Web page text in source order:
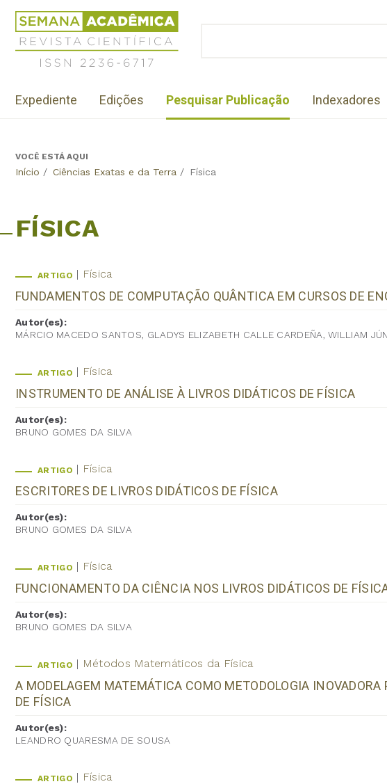
Jump
navigation
Revista
Científica
Semana
Acadêmica
2236-
Menu
institutional
Expediente Edições Pesquisar Publicação Indexadores
BackVOCÊ ESTÁ AQUI
Início / Ciências Exatas e da Terra / Física
FÍSICA
ARTIGO Física
FUNDAMENTOS DE COMPUTAÇÃO QUÂNTICA EM CURSOS DE
Autor(es):
MÁRCIO MACEDO SANTOS, GLADYS ELIZABETH CALLE CARDEÑA, WILLIAM
ARTIGO Física
INSTRUMENTO DE ANÁLISE À LIVROS DIDÁTICOS DE FÍSICA
Autor(es):
BRUNO GOMES DA SILVA
ARTIGO Física
ESCRITORES DE LIVROS DIDÁTICOS DE FÍSICA
Autor(es):
BRUNO GOMES DA SILVA
ARTIGO Física
FUNCIONAMENTO DA CIÊNCIA NOS LIVROS DIDÁTICOS DE
Autor(es):
BRUNO GOMES DA SILVA
ARTIGO Métodos Matemáticos da Física
A MODELAGEM MATEMÁTICA COMO METODOLOGIA
DE FÍSICA
Autor(es):
LEANDRO QUARESMA DE SOUSA
ARTIGO Física